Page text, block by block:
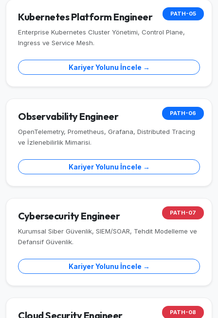
PATH-05
Kubernetes Platform Engineer
Enterprise Kubernetes Cluster Yönetimi, Control Plane,
Ingress ve Service Mesh.
Kariyer Yolunu İncele →
PATH-06
Observability Engineer
OpenTelemetry, Prometheus, Grafana, Distributed Tracing
ve İzlenebilirlik Mimarisi.
Kariyer Yolunu İncele →
PATH-07
Cybersecurity Engineer
Kurumsal Siber Güvenlik, SIEM/SOAR, Tehdit Modelleme ve
Defansif Güvenlik.
Kariyer Yolunu İncele →
PATH-08
Cloud Security Engineer